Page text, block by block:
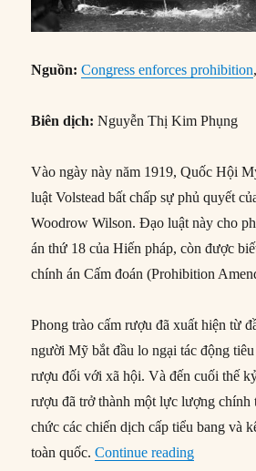
Nguồn: Congress enforces prohibition,
Biên dịch: Nguyễn Thị Kim Phụng
Vào ngày này năm 1919, Quốc Hội
luật Volstead bất chấp sự phủ quyết
Woodrow Wilson. Đạo luật này cho
án thứ 18 của Hiến pháp, còn được
chính án Cấm đoán (Prohibition
Phong trào cấm rượu đã xuất hiện từ
người Mỹ bắt đầu lo ngại tác động
rượu đối với xã hội. Và đến cuối thế
rượu đã trở thành một lực lượng chính
chức các chiến dịch cấp tiểu bang và
toàn quốc.Continue reading“28/10/